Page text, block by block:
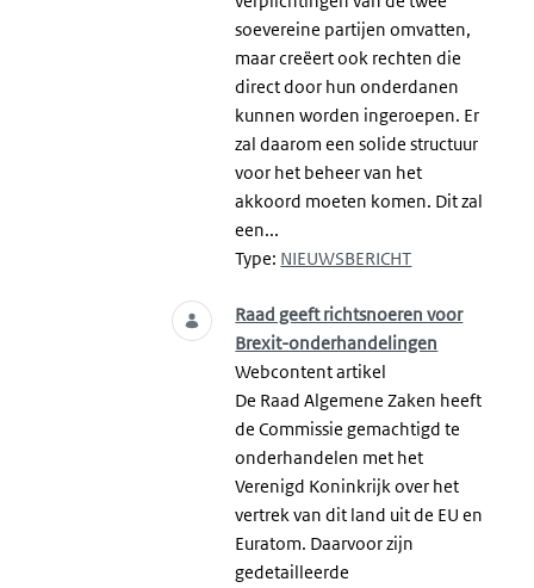
soevereine partijen omvatten,
maar creëert ook rechten die
direct door hun onderdanen
kunnen worden ingeroepen. Er
zal daarom een solide structuur
voor het beheer van het
akkoord moeten komen. Dit zal
een...
Type: NIEUWSBERICHT
Raad geeft richtsnoeren voor
Brexit-onderhandelingen
Webcontent artikel
De Raad Algemene Zaken heeft
de Commissie gemachtigd te
onderhandelen met het
Verenigd Koninkrijk over het
vertrek van dit land uit de EU en
Euratom. Daarvoor zijn
gedetailleerde